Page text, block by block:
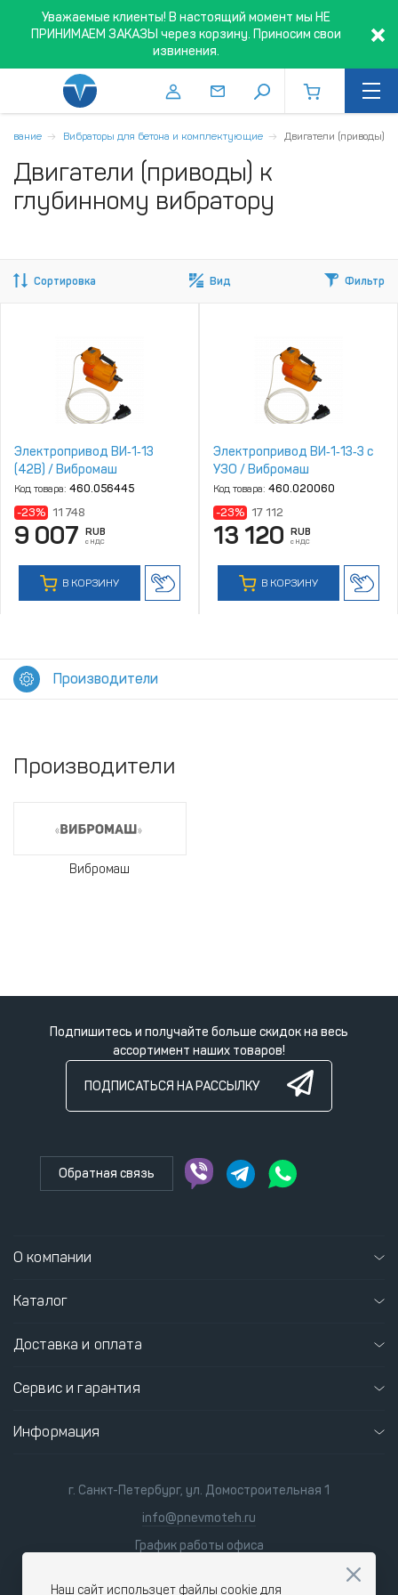
Уважаемые клиенты! В настоящий момент мы НЕ
ПРИНИМАЕМ ЗАКАЗЫ через корзину. Приносим свои
извинения.
Вибраторы для бетона и комплектующие Двигатели (приводы)
Двигатели (приводы) к
глубинному вибратору
Сортировка Вид Фильтр
Электропривод ВИ‑1‑13
(42В) / Вибромаш
Код товара: 460.056445
-23% 11 748
9 007 RUB
с НДС
В КОРЗИНУ
Электропривод ВИ‑1‑13‑3 с
УЗО / Вибромаш
Код товара: 460.020060
-23% 17 112
13 120 RUB
с НДС
В КОРЗИНУ
Производители
Производители
Вибромаш
Подпишитесь и получайте больше скидок на весь
ассортимент наших товаров!
ПОДПИСАТЬСЯ НА РАССЫЛКУ
Обратная связь
О компании
Каталог
Доставка и оплата
Сервис и гарантия
Информация
г. Санкт-Петербург, ул. Домостроительная 1
info@pnevmoteh.ru
График работы офиса
сб-вс 9:00 - 18:00
Наш сайт использует файлы cookie для